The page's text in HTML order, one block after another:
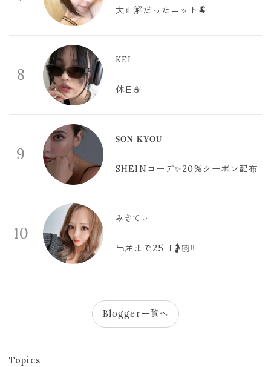
大正解だったニット🐏
8
KEI
休日☕️
9
𝐒𝐎𝐍 𝐊𝐘𝐎𝐔
SHEINコーデ✨20%クーポン配布
10
みきてぃ
出産まで25日🤰🏻‼️
Blogger一覧へ
Topics